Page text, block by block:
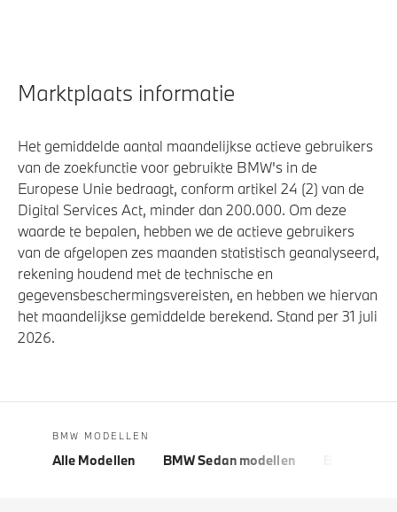
Marktplaats informatie
Het gemiddelde aantal maandelijkse actieve gebruikers
van de zoekfunctie voor gebruikte BMW's in de
Europese Unie bedraagt, conform artikel 24 (2) van de
Digital Services Act, minder dan 200.000. Om deze
waarde te bepalen, hebben we de actieve gebruikers
van de afgelopen zes maanden statistisch geanalyseerd,
rekening houdend met de technische en
gegevensbeschermingsvereisten, en hebben we hiervan
het maandelijkse gemiddelde berekend. Stand per 31 juli
2026.
BMW MODELLEN
Alle Modellen BMW Sedan modellen